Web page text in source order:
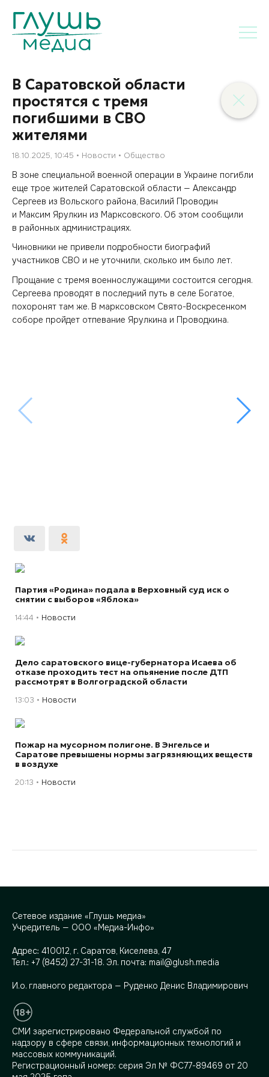
В Саратовской области
простятся с тремя
погибшими в СВО
жителями
18.10.2025, 10:45 Новости Общество
В зоне специальной военной операции в Украине погибли
еще трое жителей Саратовской области — Александр
Сергеев из Вольского района, Василий Проводин
и Максим Ярулкин из Марксовского. Об этом сообщили
в районных администрациях.
Чиновники не привели подробности биографий
участников СВО и не уточнили, сколько им было лет.
Прощание с тремя военнослужащими состоится сегодня.
Сергеева проводят в последний путь в селе Богатое,
похоронят там же. В марксовском Свято-Воскресенком
соборе пройдет отпевание Ярулкина и Проводкина.
Партия «Родина» подала в Верховный суд иск о
снятии с выборов «Яблока»
14:44 Новости
Дело саратовского вице-губернатора Исаева об
отказе проходить тест на опьянение после ДТП
рассмотрят в Волгоградской области
13:03 Новости
Пожар на мусорном полигоне. В Энгельсе и
Саратове превышены нормы загрязняющих веществ
в воздухе
20:13 Новости
Сетевое издание «Глушь медиа»
Учредитель — ООО «Медиа-Инфо»
Адрес: 410012, г. Саратов, Киселева, 47
Тел.: +7 (8452) 27-31-18. Эл. почта: mail@glush.media
И.о. главного редактора — Руденко Денис Владимирович
СМИ зарегистрировано Федеральной службой по
надзору в сфере связи, информационных технологий и
массовых коммуникаций.
Регистрационный номер: серия Эл № ФС77-89469 от 20